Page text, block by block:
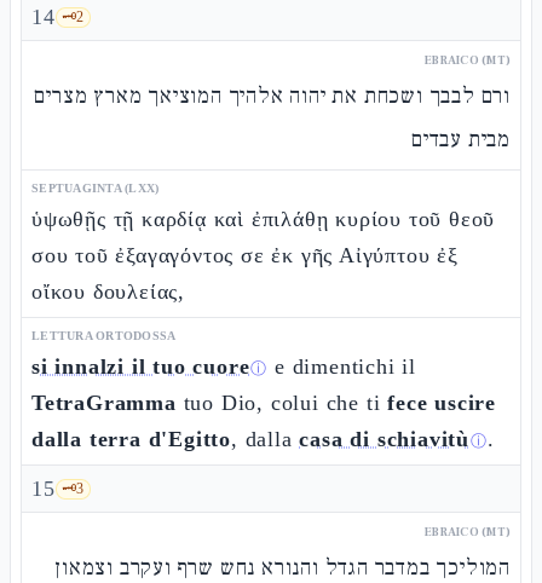
14 🗝️2
EBRAICO (MT)
ורם לבבך ושכחת את יהוה אלהיך המוציאך מארץ מצרים
מבית עבדים
SEPTUAGINTA (LXX)
ὑψωθῇς τῇ καρδίᾳ καὶ ἐπιλάθῃ κυρίου τοῦ θεοῦ
σου τοῦ ἐξαγαγόντος σε ἐκ γῆς Αἰγύπτου ἐξ
οἴκου δουλείας,
LETTURA ORTODOSSA
si innalzi il tuo cuoreⓘ e dimentichi il
TetraGramma tuo Dio, colui che tifece uscire
dalla terra d'Egitto, dallacasa di schiavitùⓘ.
15 🗝️3
EBRAICO (MT)
המוליכך במדבר הגדל והנורא נחש שרף ועקרב וצמאון